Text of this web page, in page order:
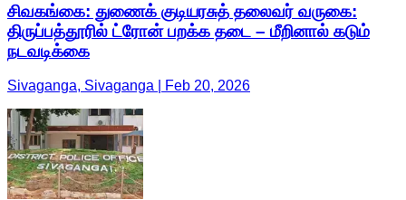
சிவகங்கை: துணைக் குடியரசுத் தலைவர் வருகை:
திருப்பத்தூரில் ட்ரோன் பறக்க தடை – மீறினால் கடும்
நடவடிக்கை
Sivaganga, Sivaganga | Feb 20, 2026